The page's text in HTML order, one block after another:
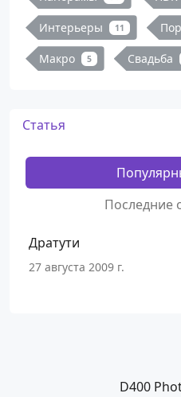
Интерьеры 11
Макро 5 Свадьба
Статья
Последние
Дратути
27 августа 2009 г.
D400